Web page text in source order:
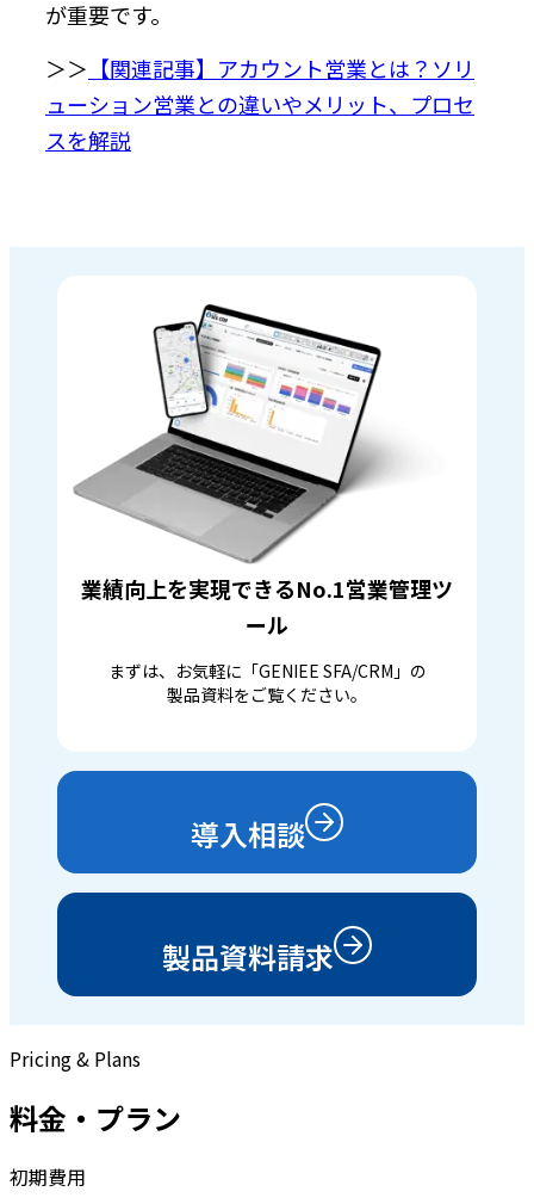
が重要です。
＞＞ 【関連記事】アカウント営業とは？ソリ
ューション営業との違いやメリット、プロセ
スを解説
業績向上を実現できるNo.1営業管理ツ
ール
まずは、お気軽に「GENIEE SFA/CRM」の
製品資料をご覧ください。
導入相談
製品資料請求
Pricing & Plans
料金・プラン
初期費用